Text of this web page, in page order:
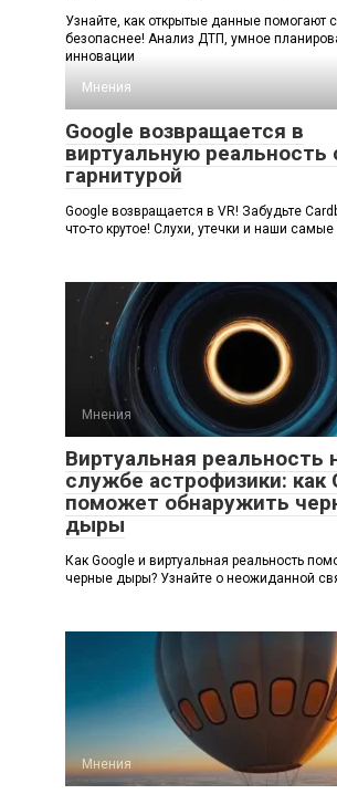
Узнайте, как открытые данные помогают
безопаснее! Анализ ДТП, умное
инновации
Мнения
Google возвращается в
виртуальную реальность
гарнитурой
Google возвращается в VR! Забудьте
что-то крутое! Слухи, утечки и наши самые
Мнения
Виртуальная реальность
службе астрофизики: как
поможет обнаружить
дыры
Как Google и виртуальная реальность
черные дыры? Узнайте о неожиданной
Мнения